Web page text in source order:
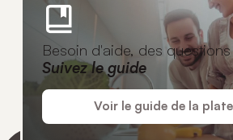
Besoin d'aide, des
Suivez le guide
Voir le guide de la